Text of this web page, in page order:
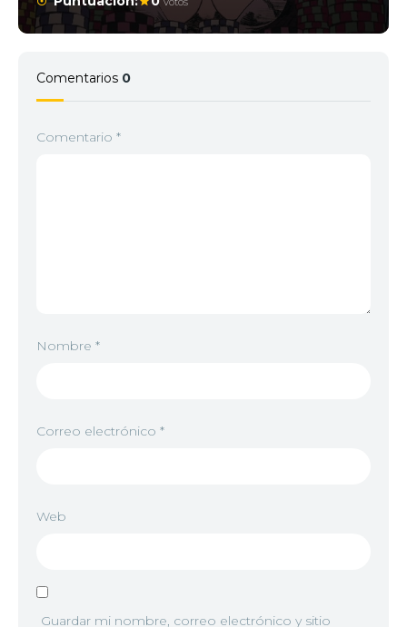
Comentarios 0
Comentario *
Nombre *
Correo electrónico *
Web
Guardar mi nombre, correo electrónico y sitio